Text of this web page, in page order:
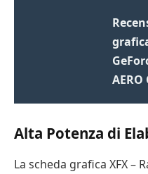
AERO
Alta Potenza di
La scheda grafica XFX –